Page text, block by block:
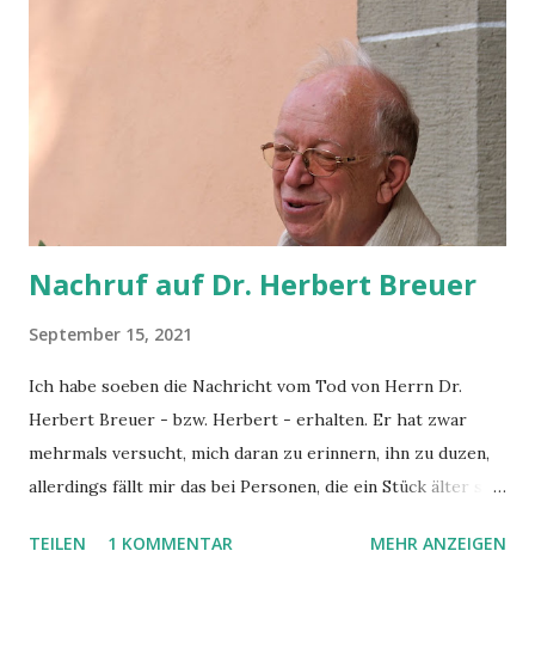
ansonsten blieben aber die Informationen über Gründe für
die Verspätung oder deren Länge spärlich. Nachdem dann
die Ersatzmaschine aus Heathrow und eine Standby-Crew
dafür beschafft worden war, sind wir dann doch noch nach
Hause gekommen, allerdings erst mitten in der Nacht statt
am frühen Abend. Ermuntert durch die
passagierfreundlichen Entscheidungen z.T.
Entschädigungen unter dem Stic...
Nachruf auf Dr. Herbert Breuer
September 15, 2021
Ich habe soeben die Nachricht vom Tod von Herrn Dr.
Herbert Breuer - bzw. Herbert - erhalten. Er hat zwar
mehrmals versucht, mich daran zu erinnern, ihn zu duzen,
allerdings fällt mir das bei Personen, die ein Stück älter sind
oft schwer. Bei ihm bin ich zur Erstkommunion gegangen,
TEILEN 1 KOMMENTAR MEHR ANZEIGEN